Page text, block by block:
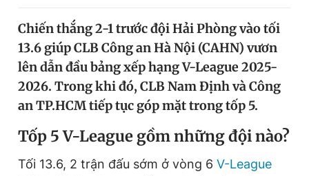
Video Magazine
Sản phẩm khác
Tiện ích Bạn cần biết
Chiến thắng 2-1 trước đội Hải Phòng vào tối
13.6 giúp CLB Công an Hà Nội (CAHN) vươn
lên dẫn đầu bảng xếp hạng V-League 2025-
2026. Trong khi đó, CLB Nam Định và Công
an TP.HCM tiếp tục góp mặt trong tốp 5.
Tốp 5 V-League gồm những đội nào?
Tối 13.6, 2 trận đấu sớm ở vòng 6 V-League